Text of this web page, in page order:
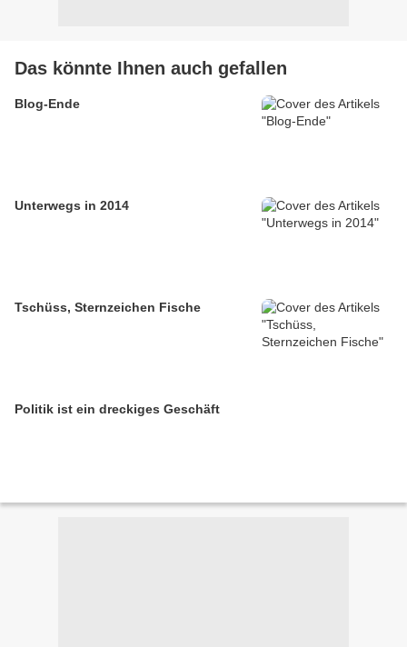
Das könnte Ihnen auch gefallen
Blog-Ende
Unterwegs in 2014
Tschüss, Sternzeichen Fische
Politik ist ein dreckiges Geschäft